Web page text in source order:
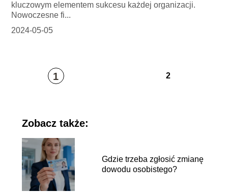
kluczowym elementem sukcesu każdej organizacji.
Nowoczesne fi...
2024-05-05
1 2
Zobacz także:
Gdzie trzeba zgłosić zmianę
dowodu osobistego?